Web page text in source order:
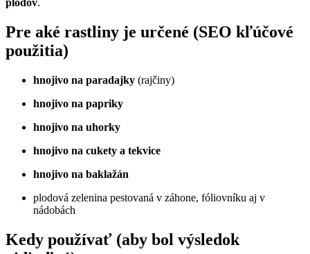
plodov.
Pre aké rastliny je určené (SEO kľúčové
použitia)
hnojivo na paradajky (rajčiny)
hnojivo na papriky
hnojivo na uhorky
hnojivo na cukety a tekvice
hnojivo na baklažán
plodová zelenina pestovaná v záhone, fóliovníku aj v
nádobách
Kedy používať (aby bol výsledok